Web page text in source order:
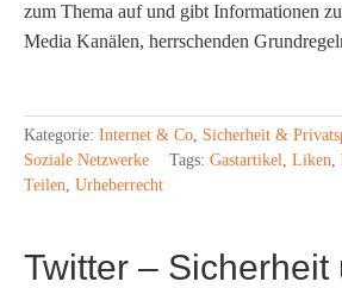
zum Thema auf und gibt Informationen
Media Kanälen, herrschenden
Kategorie: Internet & Co, Sicherheit &
Soziale Netzwerke
Tags: Gastartikel, Liken,
Teilen, Urheberrecht
Twitter – Sicherheit